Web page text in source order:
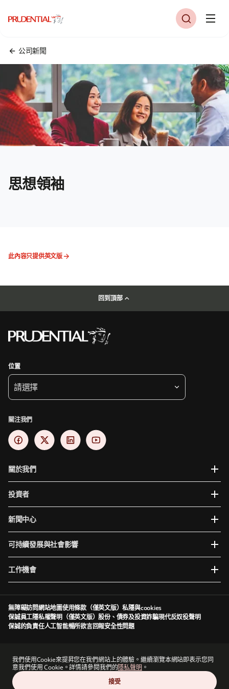
公司新聞
思想領袖
此內容只提供英文版
我們使用Cookie來提昇您在我們網站上的體驗。繼續瀏覽本網站即表示您同
意我們使用 Cookie。詳情請參閱我們的隱私聲明 。
接受
回到頂部
位置
請選擇
關注我們
關於我們
投資者
新聞中心
可持續發展與社會影響
工作機會
無障礙訪問網站地圖使用條款（僅英文版）私隱與cookies
保誠員工隱私權聲明（僅英文版）股份、債券及投資詐騙現代反奴役聲明
保誠的負責任人工智能暢所欲言回報安全性問題
London, EC4M 7NG, United Kingdom。註冊編號為1397169。Prudential plc為一家控股公
司，其部分附屬公司由香港保險業監管局及其他監管機構授權及規管（視情況而定）。香港主
要營業地點：香港中環港景街1號國際金融中心一期13 樓。
Prudential plc與保德信金融集團（一家主要營業地點位於美國的公司）及The Prudential